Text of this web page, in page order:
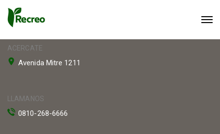
ACERCATE
Avenida Mitre 1211
LLAMANOS
0810-268-6666